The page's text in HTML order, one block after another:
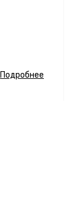
Подробнее